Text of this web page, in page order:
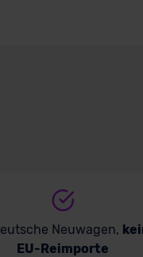
Neuwagen,
EU-Reimporte